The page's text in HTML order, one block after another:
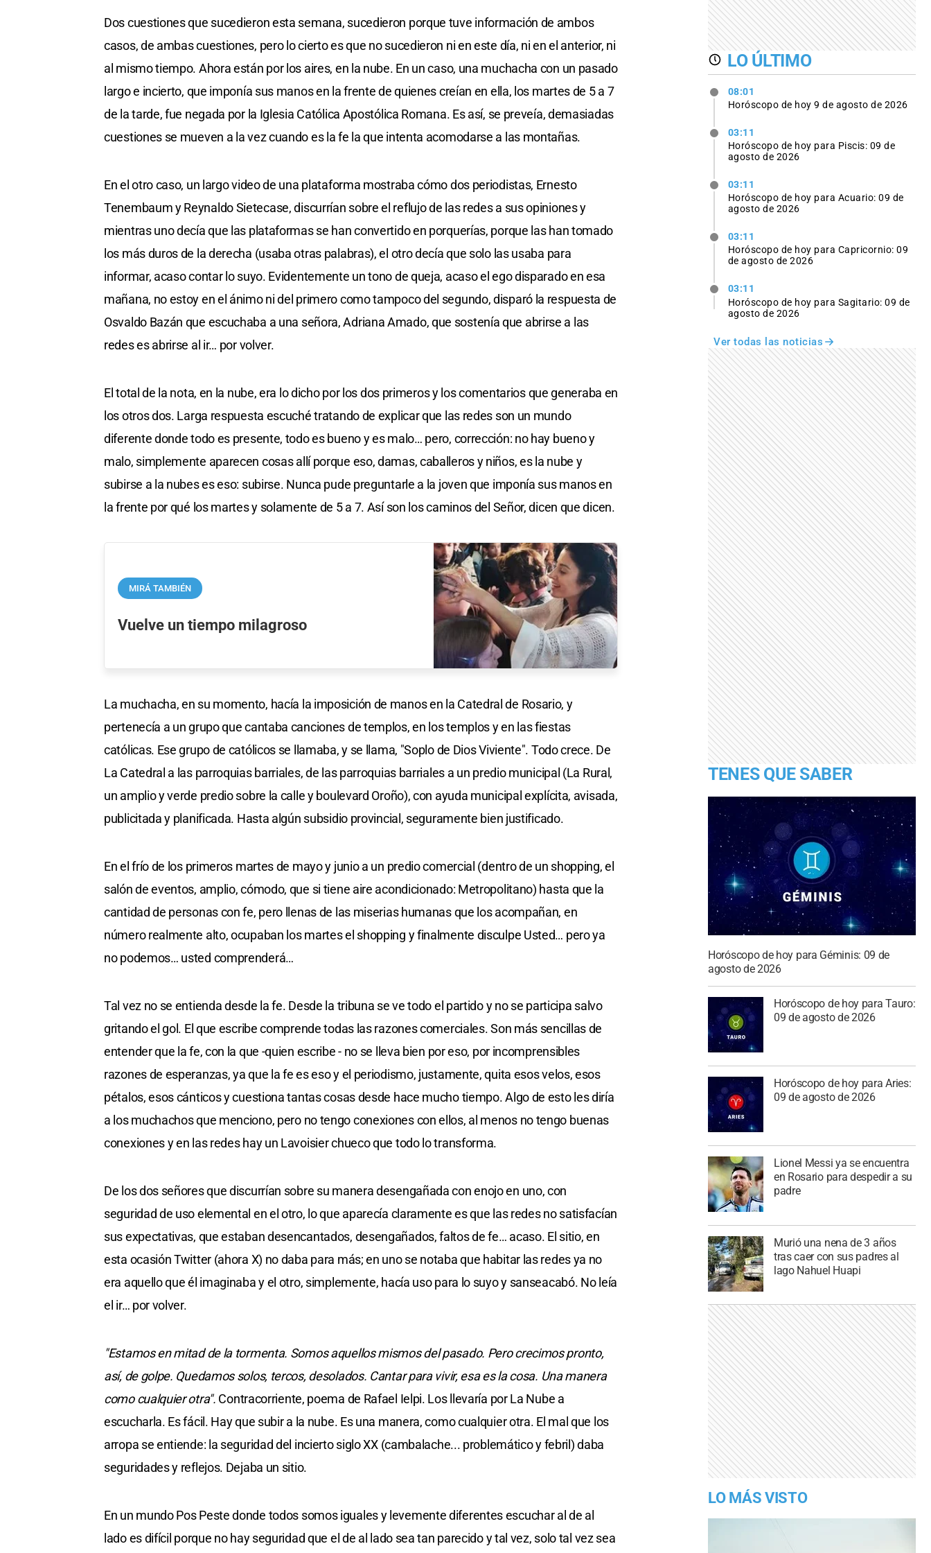
Dos cuestiones que sucedieron esta semana, sucedieron porque tuve información de ambos
casos, de ambas cuestiones, pero lo cierto es que no sucedieron ni en este día, ni en el anterior, ni
al mismo tiempo. Ahora están por los aires, en la nube. En un caso, una muchacha con un pasado
largo e incierto, que imponía sus manos en la frente de quienes creían en ella, los martes de 5 a 7
de la tarde, fue negada por la Iglesia Católica Apostólica Romana. Es así, se preveía, demasiadas
cuestiones se mueven a la vez cuando es la fe la que intenta acomodarse a las montañas.
En el otro caso, un largo video de una plataforma mostraba cómo dos periodistas, Ernesto
Tenembaum y Reynaldo Sietecase, discurrían sobre el reflujo de las redes a sus opiniones y
mientras uno decía que las plataformas se han convertido en porquerías, porque las han tomado
los más duros de la derecha (usaba otras palabras), el otro decía que solo las usaba para
informar, acaso contar lo suyo. Evidentemente un tono de queja, acaso el ego disparado en esa
mañana, no estoy en el ánimo ni del primero como tampoco del segundo, disparó la respuesta de
Osvaldo Bazán que escuchaba a una señora, Adriana Amado, que sostenía que abrirse a las
redes es abrirse al ir… por volver.
El total de la nota, en la nube, era lo dicho por los dos primeros y los comentarios que generaba en
los otros dos. Larga respuesta escuché tratando de explicar que las redes son un mundo
diferente donde todo es presente, todo es bueno y es malo… pero, corrección: no hay bueno y
malo, simplemente aparecen cosas allí porque eso, damas, caballeros y niños, es la nube y
subirse a la nubes es eso: subirse. Nunca pude preguntarle a la joven que imponía sus manos en
la frente por qué los martes y solamente de 5 a 7. Así son los caminos del Señor, dicen que dicen.
MIRÁ TAMBIÉN
Vuelve un tiempo milagroso
La muchacha, en su momento, hacía la imposición de manos en la Catedral de Rosario, y
pertenecía a un grupo que cantaba canciones de templos, en los templos y en las fiestas
católicas. Ese grupo de católicos se llamaba, y se llama, "Soplo de Dios Viviente". Todo crece. De
La Catedral a las parroquias barriales, de las parroquias barriales a un predio municipal (La Rural,
un amplio y verde predio sobre la calle y boulevard Oroño), con ayuda municipal explícita, avisada,
publicitada y planificada. Hasta algún subsidio provincial, seguramente bien justificado.
En el frío de los primeros martes de mayo y junio a un predio comercial (dentro de un shopping, el
salón de eventos, amplio, cómodo, que si tiene aire acondicionado: Metropolitano) hasta que la
cantidad de personas con fe, pero llenas de las miserias humanas que los acompañan, en
número realmente alto, ocupaban los martes el shopping y finalmente disculpe Usted… pero ya
no podemos… usted comprenderá…
Tal vez no se entienda desde la fe. Desde la tribuna se ve todo el partido y no se participa salvo
gritando el gol. El que escribe comprende todas las razones comerciales. Son más sencillas de
entender que la fe, con la que -quien escribe - no se lleva bien por eso, por incomprensibles
razones de esperanzas, ya que la fe es eso y el periodismo, justamente, quita esos velos, esos
pétalos, esos cánticos y cuestiona tantas cosas desde hace mucho tiempo. Algo de esto les diría
a los muchachos que menciono, pero no tengo conexiones con ellos, al menos no tengo buenas
conexiones y en las redes hay un Lavoisier chueco que todo lo transforma.
De los dos señores que discurrían sobre su manera desengañada con enojo en uno, con
seguridad de uso elemental en el otro, lo que aparecía claramente es que las redes no satisfacían
sus expectativas, que estaban desencantados, desengañados, faltos de fe… acaso. El sitio, en
esta ocasión Twitter (ahora X) no daba para más; en uno se notaba que habitar las redes ya no
era aquello que él imaginaba y el otro, simplemente, hacía uso para lo suyo y sanseacabó. No leía
el ir… por volver.
"Estamos en mitad de la tormenta. Somos aquellos mismos del pasado. Pero crecimos pronto,
así, de golpe. Quedamos solos, tercos, desolados. Cantar para vivir, esa es la cosa. Una manera
como cualquier otra". Contracorriente, poema de Rafael Ielpi. Los llevaría por La Nube a
escucharla. Es fácil. Hay que subir a la nube. Es una manera, como cualquier otra. El mal que los
arropa se entiende: la seguridad del incierto siglo XX (cambalache... problemático y febril) daba
seguridades y reflejos. Dejaba un sitio.
En un mundo Pos Peste donde todos somos iguales y levemente diferentes escuchar al de al
lado es difícil porque no hay seguridad que el de al lado sea tan parecido y tal vez, solo tal vez sea
LO ÚLTIMO
08:01
Horóscopo de hoy 9 de agosto de 2026
03:11
Horóscopo de hoy para Piscis: 09 de
agosto de 2026
03:11
Horóscopo de hoy para Acuario: 09 de
agosto de 2026
03:11
Horóscopo de hoy para Capricornio: 09
de agosto de 2026
03:11
Horóscopo de hoy para Sagitario: 09 de
agosto de 2026
Ver todas las noticias
TENES QUE SABER
Horóscopo de hoy para Géminis: 09 de
agosto de 2026
Horóscopo de hoy para Tauro:
09 de agosto de 2026
Horóscopo de hoy para Aries:
09 de agosto de 2026
Lionel Messi ya se encuentra
en Rosario para despedir a su
padre
Murió una nena de 3 años
tras caer con sus padres al
lago Nahuel Huapi
LO MÁS VISTO